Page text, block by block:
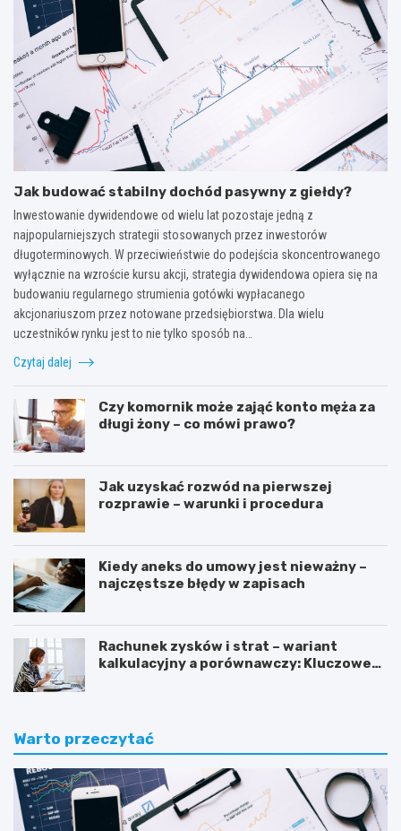
Jak budować stabilny dochód pasywny z giełdy?
Inwestowanie dywidendowe od wielu lat pozostaje jedną z
najpopularniejszych strategii stosowanych przez inwestorów
długoterminowych. W przeciwieństwie do podejścia skoncentrowanego
wyłącznie na wzroście kursu akcji, strategia dywidendowa opiera się na
budowaniu regularnego strumienia gotówki wypłacanego
akcjonariuszom przez notowane przedsiębiorstwa. Dla wielu
uczestników rynku jest to nie tylko sposób na…
Czytaj dalej
Czy komornik może zająć konto męża za
długi żony – co mówi prawo?
Jak uzyskać rozwód na pierwszej
rozprawie – warunki i procedura
Kiedy aneks do umowy jest nieważny –
najczęstsze błędy w zapisach
Rachunek zysków i strat – wariant
kalkulacyjny a porównawczy: Kluczowe
Warto przeczytać